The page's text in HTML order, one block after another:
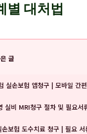
별 대처법
글
실손보험 앱청구 | 모바일 간
실비 MRI청구 절차 및 필요
보험 도수치료 청구 | 필요